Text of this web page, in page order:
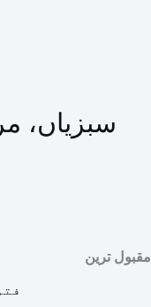
سبزیاں،
مقبول ترین